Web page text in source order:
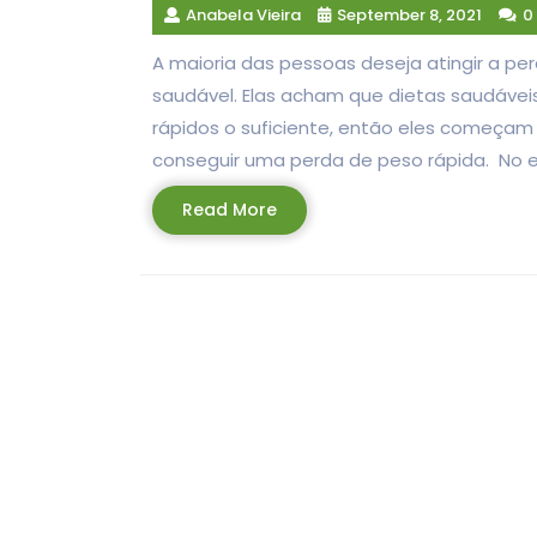
Anabela Vieira September 8, 2021
A maioria das pessoas deseja atingir a
saudável. Elas acham que dietas
rápidos o suficiente, então eles
conseguir uma perda de peso rápida. No
Read MoreRead
More